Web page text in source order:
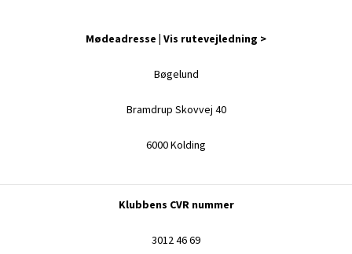
Mødeadresse | Vis rutevejledning >
Bøgelund
Bramdrup Skovvej 40
6000 Kolding
Klubbens CVR nummer
3012 46 69